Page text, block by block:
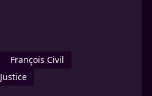
François Civil
Justice